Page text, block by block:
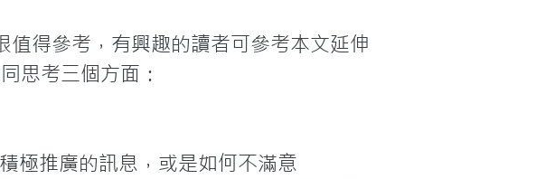
得參考，有興趣的讀者可參考本文延伸
思考三個方面：
極推廣的訊息，或是如何不滿意